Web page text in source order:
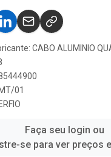
CABO ALUMINIO
01
Faça seu login ou
se para ver preços